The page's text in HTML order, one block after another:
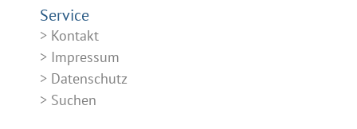
Service
Kontakt
Impressum
Datenschutz
Suchen